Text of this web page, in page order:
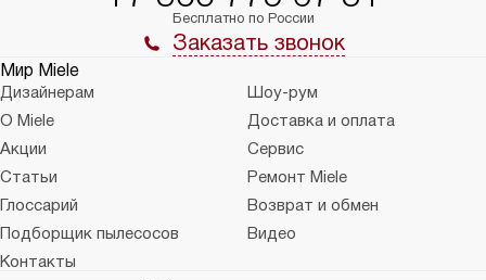
Бесплатно по России
Заказать звонок
Мир Miele
Дизайнерам
Шоу-рум
О Miele
Доставка и оплата
Акции
Сервис
Статьи
Ремонт Miele
Глоссарий
Возврат и обмен
Подборщик пылесосов
Видео
Контакты